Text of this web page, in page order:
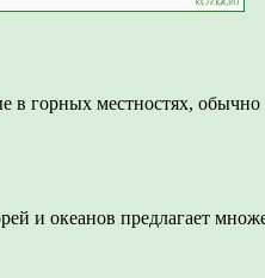
в горных местностях,
и океанов предлагает